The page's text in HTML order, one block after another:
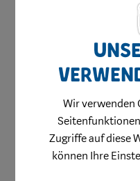
DG, Zimmer 305
Fachbereich
& Naturpark
Wir verwenden
Zugriffe auf diese
können Ihre